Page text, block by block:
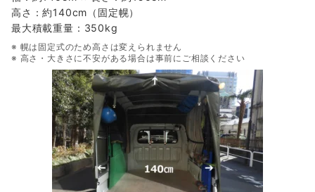
高さ：約140cm（固定幌）
最大積載重量：350kg
※ 幌は固定式のため高さは変えられません
※ 高さ・大きさに不安がある場合は事前にご相談ください